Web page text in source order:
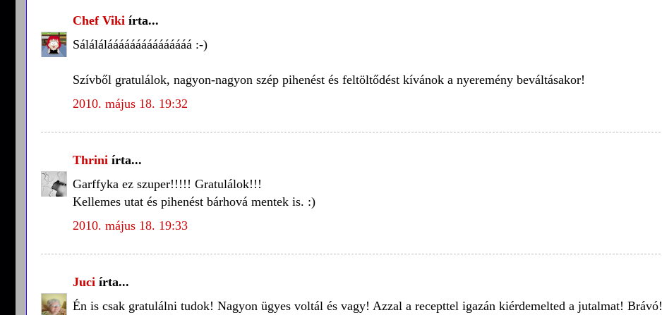
Chef Viki írta...
Sálálálááááááááááááááá :-)
Szívből gratulálok, nagyon-nagyon szép pihenést és feltöltődést kívánok a nyeremény beváltásakor!
2010. május 18. 19:32
Thrini írta...
Garffyka ez szuper!!!!! Gratulálok!!!
Kellemes utat és pihenést bárhová mentek is. :)
2010. május 18. 19:33
Juci írta...
Én is csak gratulálni tudok! Nagyon ügyes voltál és vagy! Azzal a recepttel igazán kiérdemelted a jutalmat! Brávó!